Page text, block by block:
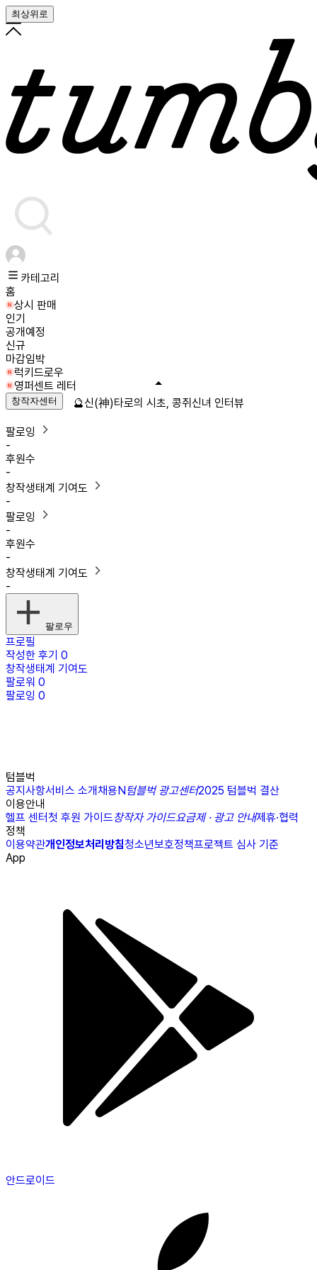
최상위로
카테고리
홈
상시 판매
인기
공개예정
신규
마감임박
럭키드로우
영퍼센트 레터
창작자센터
팔로잉
-
후원수
-
창작생태계 기여도
-
팔로잉
-
후원수
-
창작생태계 기여도
-
팔로우
프로필
작성한 후기 0
창작생태계 기여도
팔로워 0
팔로잉 0
텀블벅
공지사항서비스 소개채용N텀블벅 광고센터2025 텀블벅 결산
이용안내
헬프 센터첫 후원 가이드창작자 가이드요금제 · 광고 안내제휴·협력
정책
이용약관개인정보처리방침청소년보호정책프로젝트 심사 기준
App
안드로이드
🔮신(神)타로의 시초, 콩쥐신녀 인터뷰